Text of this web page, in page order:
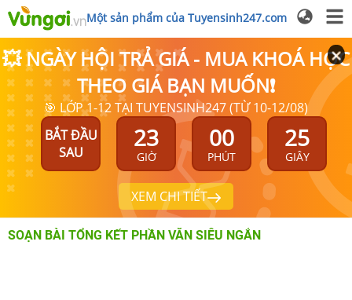
Một sản phẩm của Tuyensinh247.com
💥 NGÀY HỘI TRẢ GIÁ - MUA KHOÁ HỌC
THEO GIÁ BẠN MUỐN❗
🎯 LỚP 1-12 TẠI TUYENSINH247 (TỪ 10-12/08)
BẮT ĐẦU
SAU
23
GIỜ
00
PHÚT
24
GIÂY
XEM CHI TIẾT
SOẠN BÀI TỔNG KẾT PHẦN VĂN SIÊU NGẮN